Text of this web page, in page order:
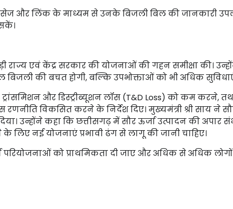
मैसेज और लिंक के माध्यम से उनके बिजली बिल की जानकारी
राज्य एवं केंद्र सरकार की योजनाओं की गहन समीक्षा की।
की बचत होगी, बल्कि उपभोक्ताओं को भी अधिक
और डिस्ट्रीब्यूशन लॉस (T&D Loss) को कम करने,
विकसित करने के निर्देश दिए। मुख्यमंत्री श्री साय ने
उन्होंने कहा कि छत्तीसगढ़ में सौर ऊर्जा उत्पादन की अपार
नई योजनाएं प्रभावी ढंग से लागू की जानी चाहिए।
परियोजनाओं को प्राथमिकता दी जाए और अधिक से अधिक